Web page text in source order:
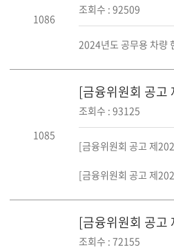
1086
조회수 : 92509
2024년도 공무용 차량
1085
[금융위원회 공고
조회수 : 93125
[금융위원회 공고 제
[금융위원회 공고 제
[금융위원회 공고
조회수 : 72155